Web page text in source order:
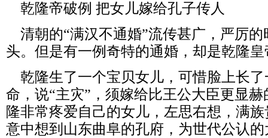
乾隆帝破例 把女儿嫁给孔子传人
清朝的“满汉不通婚”流传甚广，严厉
头。但是有一例奇特的通婚，却是乾隆
乾隆生了一个宝贝女儿，可惜脸上长
命，说“主灾”，须嫁给比王公大臣更显
隆非常疼爱自己的女儿，左思右想，满
意中想到山东曲阜的孔府，为世代公认